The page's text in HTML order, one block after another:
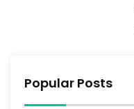
Popular Posts